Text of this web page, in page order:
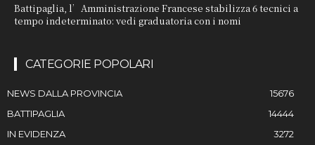
Battipaglia, l’Amministrazione Francese stabilizza 6 tecnici a
tempo indeterminato: vedi graduatoria con i nomi
CATEGORIE POPOLARI
NEWS DALLA PROVINCIA
15676
BATTIPAGLIA
14444
IN EVIDENZA
3272